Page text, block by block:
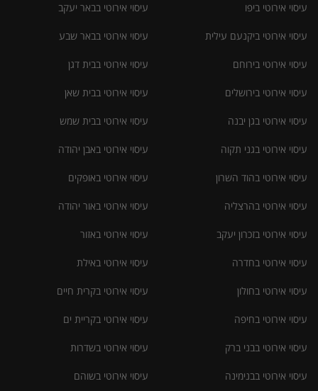
עיסוי אירוטי ביפו
עיסוי אירוטי ביקנעם עילית
עיסוי אירוטי בירוחם
עיסוי אירוטי בירושלים
עיסוי אירוטי בגן יבנה
עיסוי אירוטי בגני תקוה
עיסוי אירוטי בהוד השרון
עיסוי אירוטי בהרצליה
עיסוי אירוטי בזכרון יעקב
עיסוי אירוטי בחדרה
עיסוי אירוטי בחולון
עיסוי אירוטי בחיפה
עיסוי אירוטי בבני ברק
עיסוי אירוטי בבנימינה
עיסוי אירוטי בבאר יעקב
עיסוי אירוטי בבאר שבע
עיסוי אירוטי בבית דגן
עיסוי אירוטי בבית שאן
עיסוי אירוטי בבית שמש
עיסוי אירוטי באבן יהודה
עיסוי אירוטי באופקים
עיסוי אירוטי באור יהודה
עיסוי אירוטי באזור
עיסוי אירוטי באילת
עיסוי אירוטי בקרית חיים
עיסוי אירוטי בקריית ים
עיסוי אירוטי בשדרות
עיסוי אירוטי בשוהם